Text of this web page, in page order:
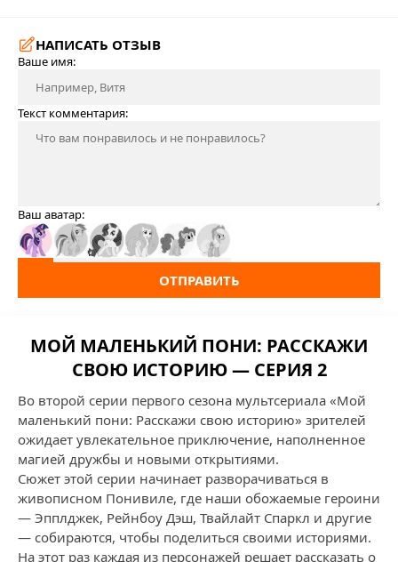
НАПИСАТЬ ОТЗЫВ
Ваше имя:
Текст комментария:
Ваш аватар:
ОТПРАВИТЬ
МОЙ МАЛЕНЬКИЙ ПОНИ: РАССКАЖИ
СВОЮ ИСТОРИЮ — СЕРИЯ 2
Во второй серии первого сезона мультсериала «Мой
маленький пони: Расскажи свою историю» зрителей
ожидает увлекательное приключение, наполненное
магией дружбы и новыми открытиями.
Сюжет этой серии начинает разворачиваться в
живописном Понивиле, где наши обожаемые героини
— Эпплджек, Рейнбоу Дэш, Твайлайт Спаркл и другие
— собираются, чтобы поделиться своими историями.
На этот раз каждая из персонажей решает рассказать о